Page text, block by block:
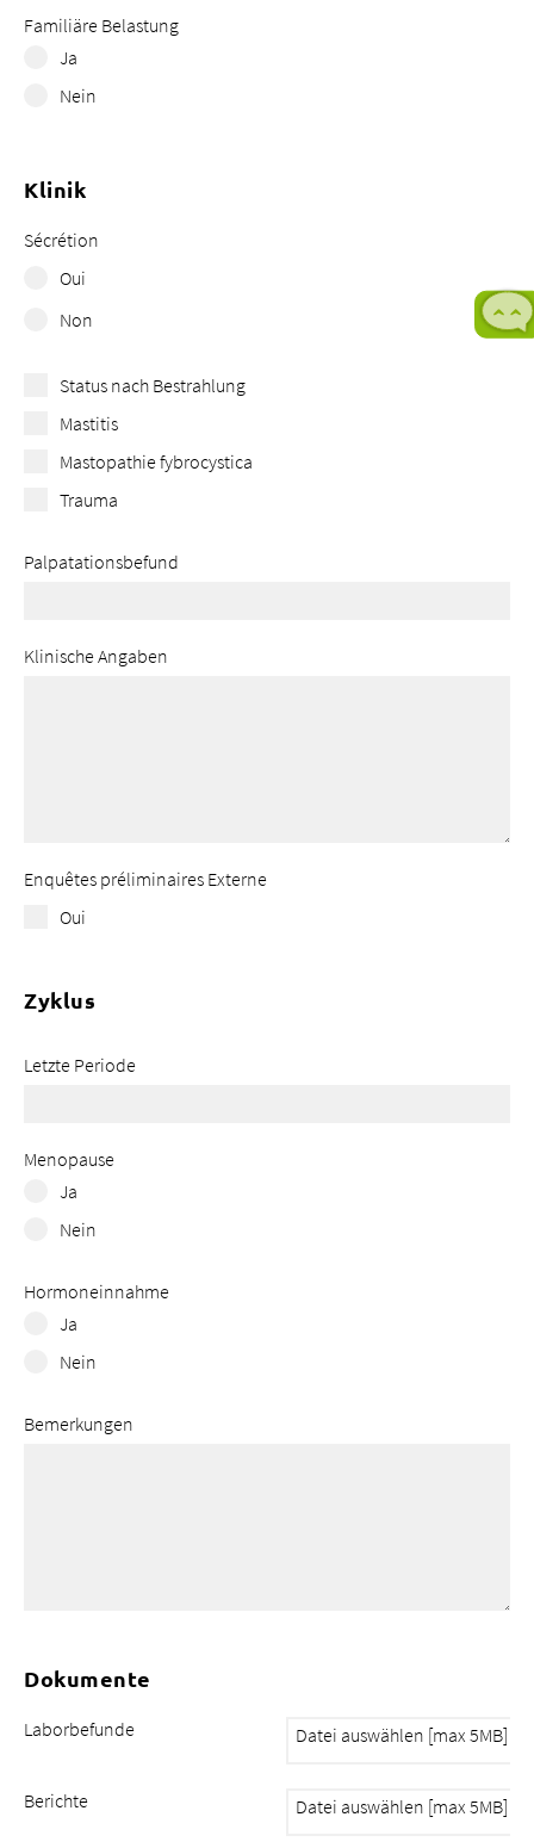
Familiäre Belastung
Ja
Nein
Klinik
Sécrétion
Oui
Non
Status nach Bestrahlung
Mastitis
Mastopathie fybrocystica
Trauma
Palpatationsbefund
Klinische Angaben
Enquêtes préliminaires Externe
Oui
Zyklus
Letzte Periode
Menopause
Ja
Nein
Hormoneinnahme
Ja
Nein
Bemerkungen
Dokumente
Laborbefunde
Berichte